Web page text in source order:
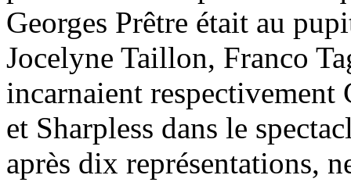
Georges Prêtre était au
Jocelyne Taillon, Franco
incarnaient
et Sharpless dans le
après dix représentations,